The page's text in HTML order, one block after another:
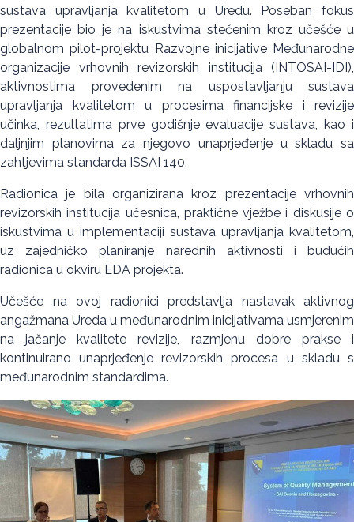
sustava upravljanja kvalitetom u Uredu. Poseban fokus
prezentacije bio je na iskustvima stečenim kroz učešće u
globalnom pilot-projektu Razvojne inicijative Međunarodne
organizacije vrhovnih revizorskih institucija (INTOSAI-IDI),
aktivnostima provedenim na uspostavljanju sustava
upravljanja kvalitetom u procesima financijske i revizije
učinka, rezultatima prve godišnje evaluacije sustava, kao i
daljnjim planovima za njegovo unaprjeđenje u skladu sa
zahtjevima standarda ISSAI 140.
Radionica je bila organizirana kroz prezentacije vrhovnih
revizorskih institucija učesnica, praktične vježbe i diskusije o
iskustvima u implementaciji sustava upravljanja kvalitetom,
uz zajedničko planiranje narednih aktivnosti i budućih
radionica u okviru EDA projekta.
Učešće na ovoj radionici predstavlja nastavak aktivnog
angažmana Ureda u međunarodnim inicijativama usmjerenim
na jačanje kvalitete revizije, razmjenu dobre prakse i
kontinuirano unaprjeđenje revizorskih procesa u skladu s
međunarodnim standardima.